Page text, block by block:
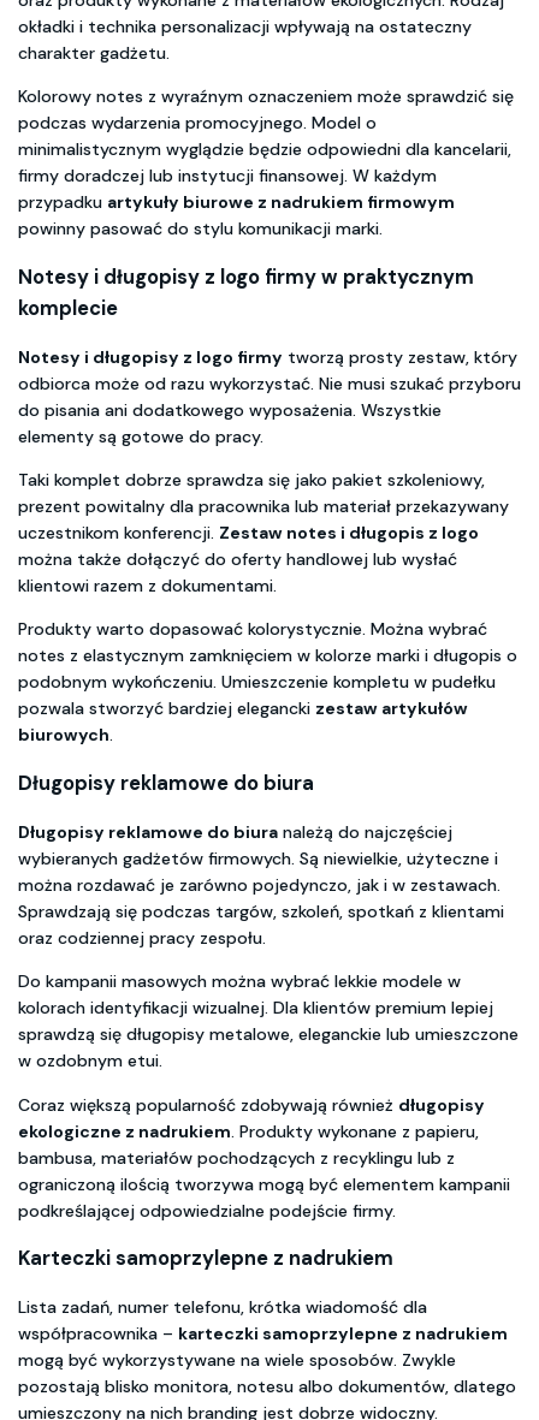
okładki i technika personalizacji wpływają na ostateczny
charakter gadżetu.
Kolorowy notes z wyraźnym oznaczeniem może sprawdzić się
podczas wydarzenia promocyjnego. Model o
minimalistycznym wyglądzie będzie odpowiedni dla kancelarii,
firmy doradczej lub instytucji finansowej. W każdym
przypadku artykuły biurowe z nadrukiem firmowym
powinny pasować do stylu komunikacji marki.
Notesy i długopisy z logo firmyw praktycznym
komplecie
Notesy i długopisy z logo firmy tworzą prosty zestaw, który
odbiorca może od razu wykorzystać. Nie musi szukać przyboru
do pisania ani dodatkowego wyposażenia. Wszystkie
elementy są gotowe do pracy.
Taki komplet dobrze sprawdza się jako pakiet szkoleniowy,
prezent powitalny dla pracownika lub materiał przekazywany
uczestnikom konferencji. Zestaw notes i długopis z logo
można także dołączyć do oferty handlowej lub wysłać
klientowi razem z dokumentami.
Produkty warto dopasować kolorystycznie. Można wybrać
notes z elastycznym zamknięciem w kolorze marki i długopis o
podobnym wykończeniu. Umieszczenie kompletu w pudełku
pozwala stworzyć bardziej elegancki zestaw artykułów
biurowych.
Długopisy reklamowe do biura
Długopisy reklamowe do biura należą do najczęściej
wybieranych gadżetów firmowych. Są niewielkie, użyteczne i
można rozdawać je zarówno pojedynczo, jak i w zestawach.
Sprawdzają się podczas targów, szkoleń, spotkań z klientami
oraz codziennej pracy zespołu.
Do kampanii masowych można wybrać lekkie modele w
kolorach identyfikacji wizualnej. Dla klientów premium lepiej
sprawdzą się długopisy metalowe, eleganckie lub umieszczone
w ozdobnym etui.
Coraz większą popularność zdobywają również długopisy
ekologiczne z nadrukiem . Produkty wykonane z papieru,
bambusa, materiałów pochodzących z recyklingu lub z
ograniczoną ilością tworzywa mogą być elementem kampanii
podkreślającej odpowiedzialne podejście firmy.
Karteczki samoprzylepne z nadrukiem
Lista zadań, numer telefonu, krótka wiadomość dla
współpracownika – karteczki samoprzylepne z nadrukiem
mogą być wykorzystywane na wiele sposobów. Zwykle
pozostają blisko monitora, notesu albo dokumentów, dlatego
umieszczony na nich branding jest dobrze widoczny.